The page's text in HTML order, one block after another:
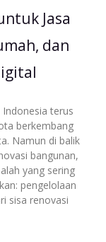
Jasa
dan
terus
berkembang
Namun di balik
bangunan,
yang sering
pengelolaan
sisa renovasi